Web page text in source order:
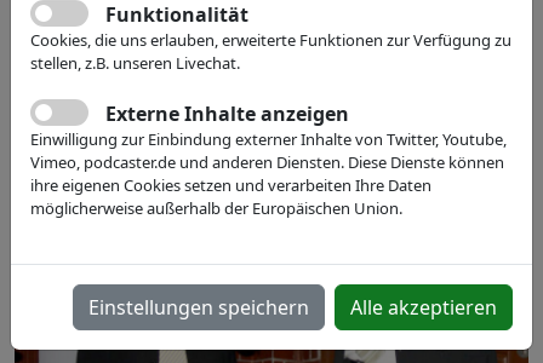
Funktionalität
Cookies, die uns erlauben, erweiterte Funktionen zur Verfügung zu
stellen, z.B. unseren Livechat.
Externe Inhalte anzeigen
Einwilligung zur Einbindung externer Inhalte von Twitter, Youtube,
Vimeo, podcaster.de und anderen Diensten. Diese Dienste können
ihre eigenen Cookies setzen und verarbeiten Ihre Daten
möglicherweise außerhalb der Europäischen Union.
Einstellungen speichern Alle akzeptieren